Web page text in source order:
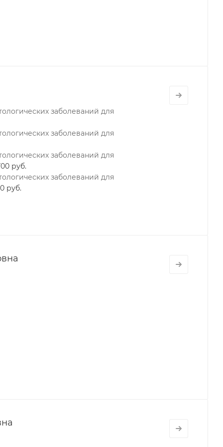
заболеваний для
заболеваний для
заболеваний для
руб.
заболеваний для
руб.